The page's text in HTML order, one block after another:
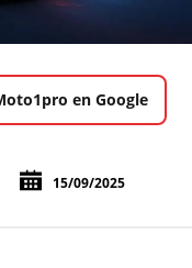
en Google
15/09/2025